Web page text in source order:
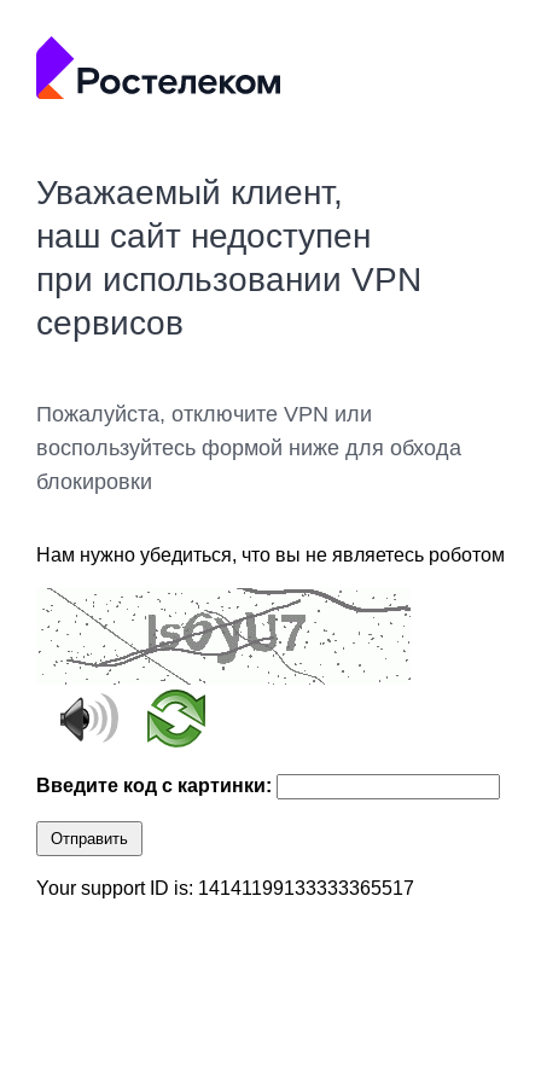
Уважаемый клиент,
наш сайт недоступен
при использовании VPN
сервисов
Пожалуйста, отключите VPN или
воспользуйтесь формой ниже для обхода
блокировки
Нам нужно убедиться, что вы не являетесь роботом
Введите код с картинки:
Отправить
Your support ID is: 14141199133333365517